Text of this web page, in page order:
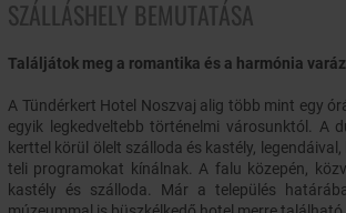
SZÁLLÁSHELY BEMUTATÁSA
Találjátok meg a romantika és a harmónia
A Tündérkert Hotel Noszvaj alig több mint egy
egyik legkedveltebb történelmi városunktól. A
kerttel körül ölelt szálloda és kastély,
teli programokat kínálnak. A falu közepén,
kastély és szálloda. Már a település